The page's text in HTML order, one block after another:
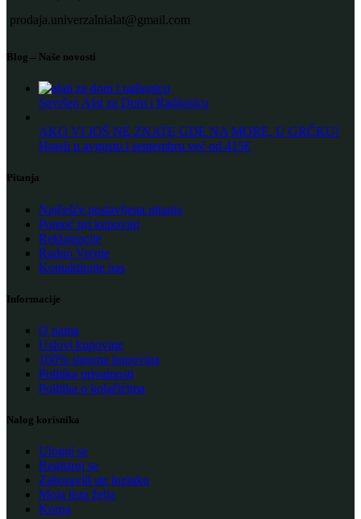
prodaja.univerzalnialat@gmail.com
Blog – Naše novosti
Savršen Alat za Dom i Radionicu
AKO VI JOŠ NE ZNATE GDE NA MORE, U GRČKU!
Hoteli u avgustu i septembru već od 415€
Pitanja
Najčešće postavljena pitanja
Pomoć pri kupovini
Reklamacije
Radno Vreme
Kontaktirajte nas
Informacije
O nama
Uslovi kupovine
100% sigurna kupovina
Politika privatnosti
Politika o kolačićima
Nalog korisnika
Uloguj se
Registruj se
Zaboravili ste lozinku
Moja lista želja
Korpa